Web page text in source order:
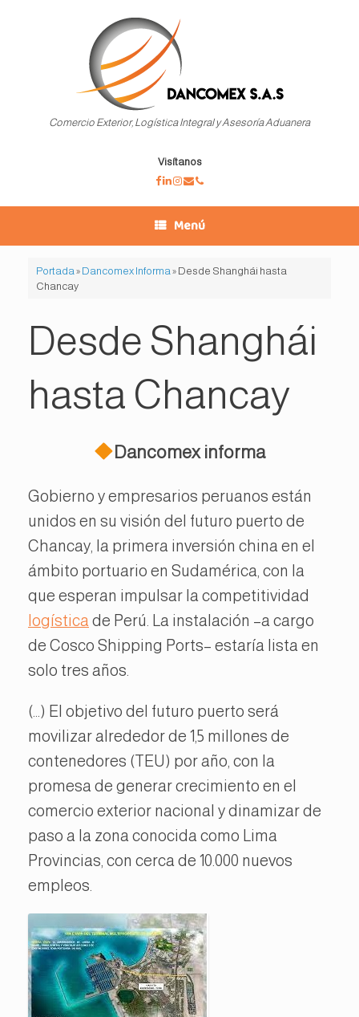
Comercio Exterior, Logística Integral y Asesoría Aduanera
Visítanos
Menú
Portada » Dancomex Informa » Desde Shanghái hasta
Chancay
Desde Shanghái
hasta Chancay
Dancomex informa
Gobierno y empresarios peruanos están
unidos en su visión del futuro puerto de
Chancay, la primera inversión china en el
ámbito portuario en Sudamérica, con la
que esperan impulsar la competitividad
logística de Perú. La instalación –a cargo
de Cosco Shipping Ports– estaría lista en
solo tres años.
(…) El objetivo del futuro puerto será
movilizar alrededor de 1,5 millones de
contenedores (TEU) por año, con la
promesa de generar crecimiento en el
comercio exterior nacional y dinamizar de
paso a la zona conocida como Lima
Provincias, con cerca de 10.000 nuevos
empleos.